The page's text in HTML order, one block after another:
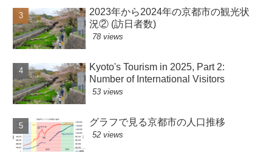
2023年から2024年の京都市の観光状
況② (訪日者数)
78 views
Kyoto's Tourism in 2025, Part 2:
Number of International Visitors
53 views
グラフで見る京都市の人口推移
52 views